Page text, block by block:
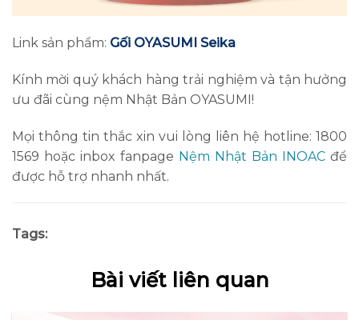
Link sản phẩm: Gối OYASUMI Seika
Kính mời quý khách hàng trải nghiệm và tận hưởng
ưu đãi cùng nệm Nhật Bản OYASUMI!
Mọi thông tin thắc xin vui lòng liên hệ hotline: 1800
1569 hoặc inbox fanpage Nệm Nhật Bản INOAC để
được hỗ trợ nhanh nhất.
Tags:
Bài viết liên quan